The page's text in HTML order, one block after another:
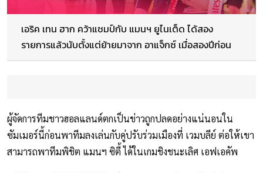
เอริค เทน ฮาก คว้าแชมป์กับ แมนฯ ยูไนเต็ด ได้สอง
รายการแล้วนับตั้งแต่ย้ายมาจาก อาแจ็กซ์ เมื่อสองปีก่อน
ผู้จัดการทีมชาวฮอลแลนด์ตกเป็นข่าวถูกปลดอย่างแน่นอนใน
ซัมเมอร์นี้ก่อนพาทีมลงเล่นกับคู่ปรับร่วมเมืองที่ เวมบลีย์ ต่อให้เขา
สามารถพาทีมพิชิต แมนฯ ซิตี้ ได้ในเกมชิงชนะเลิศ เอฟเอคัพ